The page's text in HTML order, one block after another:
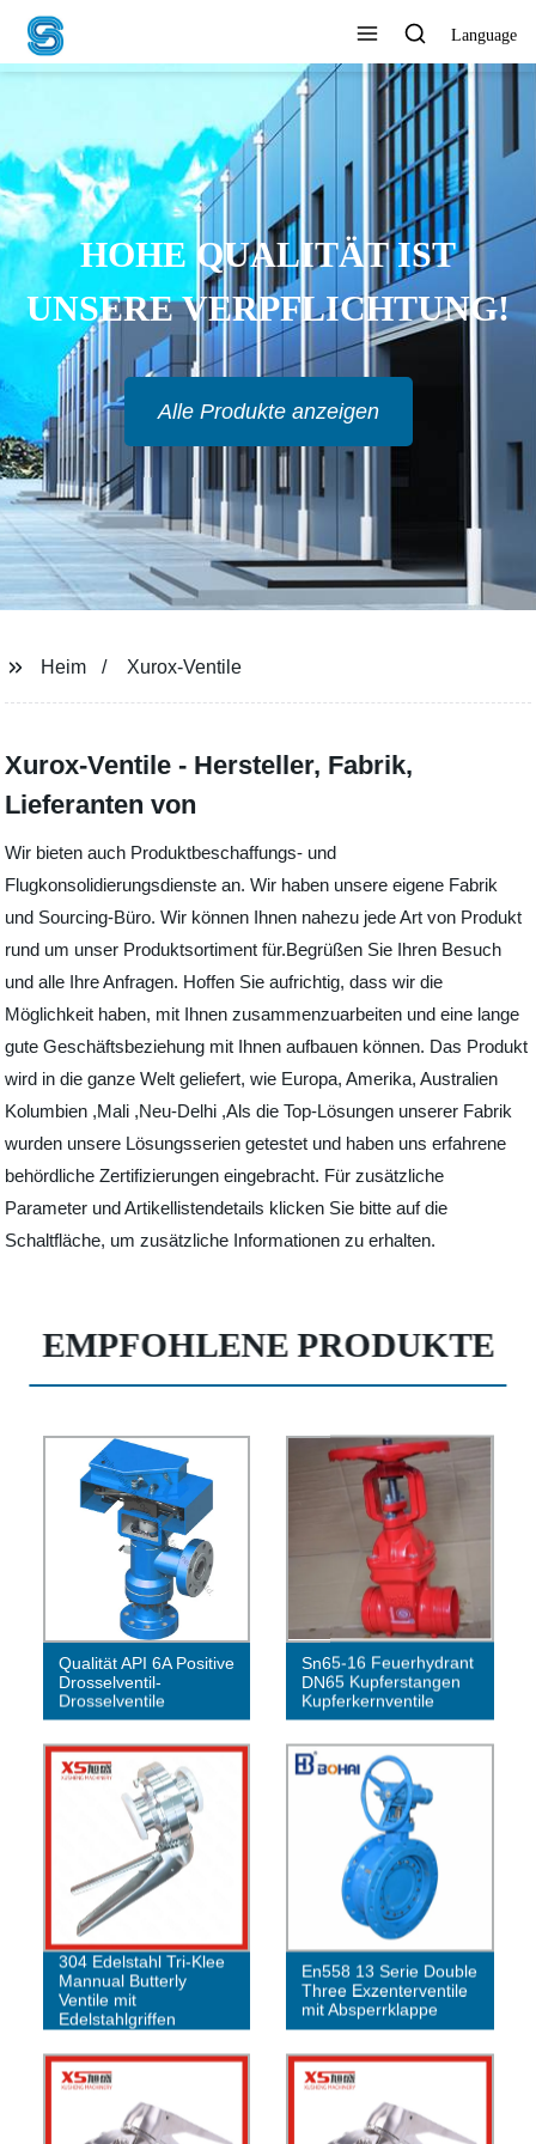
Language
HOHE QUALITÄT IST
UNSERE VERPFLICHTUNG!
Alle Produkte anzeigen
Heim Xurox-Ventile
Xurox-Ventile - Hersteller, Fabrik,
Lieferanten von
Wir bieten auch Produktbeschaffungs- und
Flugkonsolidierungsdienste an. Wir haben unsere eigene Fabrik
und Sourcing-Büro. Wir können Ihnen nahezu jede Art von Produkt
rund um unser Produktsortiment für.Begrüßen Sie Ihren Besuch
und alle Ihre Anfragen. Hoffen Sie aufrichtig, dass wir die
Möglichkeit haben, mit Ihnen zusammenzuarbeiten und eine lange
gute Geschäftsbeziehung mit Ihnen aufbauen können. Das Produkt
wird in die ganze Welt geliefert, wie Europa, Amerika, Australien
Kolumbien ,Mali ,Neu-Delhi ,Als die Top-Lösungen unserer Fabrik
wurden unsere Lösungsserien getestet und haben uns erfahrene
behördliche Zertifizierungen eingebracht. Für zusätzliche
Parameter und Artikellistendetails klicken Sie bitte auf die
Schaltfläche, um zusätzliche Informationen zu erhalten.
EMPFOHLENE PRODUKTE
Qualität API 6A Positive
Drosselventil-
Drosselventile
Sn65-16 Feuerhydrant
DN65 Kupferstangen
Kupferkernventile
304 Edelstahl Tri-Klee
Mannual Butterly
Ventile mit
Edelstahlgriffen
En558 13 Serie Double
Three Exzenterventile
mit Absperrklappe